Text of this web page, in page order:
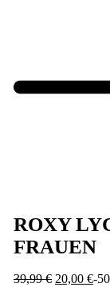
ROXY
FRAUEN
39,99€ 20,00 €-